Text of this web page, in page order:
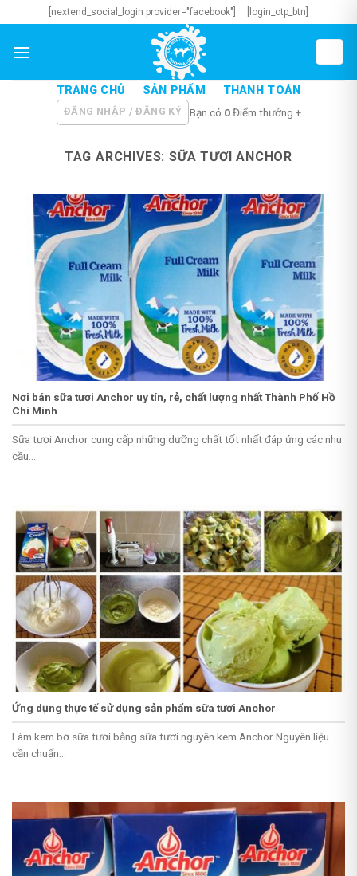
to
content
[nextend_social_login provider="facebook"] [login_otp_btn]
TRANG CHỦ SẢN PHẨM THANH TOÁN
ĐĂNG NHẬP / ĐĂNG KÝ Bạn có 0Điểm thưởng +
TAG ARCHIVES:SỮA TƯƠI ANCHOR
Nơi bán sữa tươi Anchor uy tín, rẻ, chất lượng nhất Thành Phố Hồ
Chí Minh
Sữa tươi Anchor cung cấp những dưỡng chất tốt nhất đáp ứng các nhu
cầu...
Ứng dụng thực tế sử dụng sản phẩm sữa tươi Anchor
Làm kem bơ sữa tươi bằng sữa tươi nguyên kem Anchor Nguyên liệu
cần chuẩn...